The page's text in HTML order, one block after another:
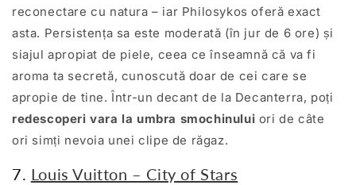
reconectare cu natura – iar Philosykos oferă exact
asta. Persistența sa este moderată (în jur de 6 ore) și
siajul apropiat de piele, ceea ce înseamnă că va fi
aroma ta secretă, cunoscută doar de cei care se
apropie de tine. Într-un decant de la Decanterra, poți
redescoperi vara la umbra smochinului ori de câte
ori simți nevoia unei clipe de răgaz.
7. Louis Vuitton – City of Stars